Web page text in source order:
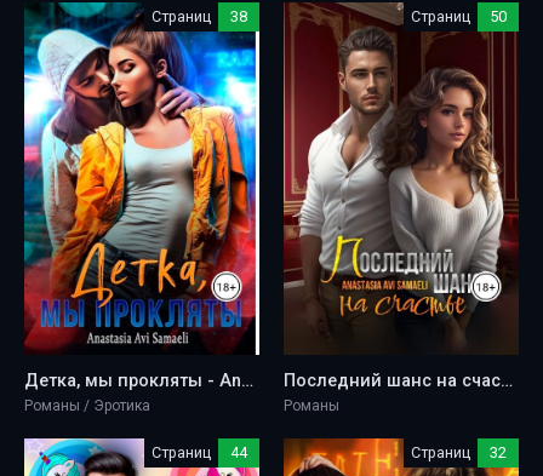
Страниц 38
Дeткa, мы прoкляты - Anastasia Avi Samaeli
Романы / Эротика
Страниц 50
Последний шанс на счастье - Anastasia Avi Samaeli
Романы
Страниц 44 Страниц 32